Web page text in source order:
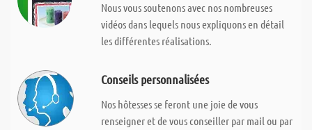
Nous vous soutenons avec nos nombreuses
vidéos dans lequels nous expliquons en détail
les différentes réalisations.
Conseils personnalisées
Nos hôtesses se feront une joie de vous
renseigner et de vous conseiller par mail ou par